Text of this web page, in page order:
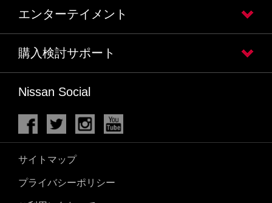
エンターテイメント
購入検討サポート
Nissan Social
サイトマップ
プライバシーポリシー